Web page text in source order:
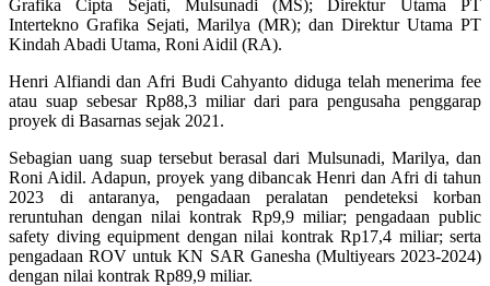
Grafika Cipta Sejati, Mulsunadi (MS); Direktur Utama PT
Intertekno Grafika Sejati, Marilya (MR); dan Direktur Utama PT
Kindah Abadi Utama, Roni Aidil (RA).
Henri Alfiandi dan Afri Budi Cahyanto diduga telah menerima fee
atau suap sebesar Rp88,3 miliar dari para pengusaha penggarap
proyek di Basarnas sejak 2021.
Sebagian uang suap tersebut berasal dari Mulsunadi, Marilya, dan
Roni Aidil. Adapun, proyek yang dibancak Henri dan Afri di tahun
2023 di antaranya, pengadaan peralatan pendeteksi korban
reruntuhan dengan nilai kontrak Rp9,9 miliar; pengadaan public
safety diving equipment dengan nilai kontrak Rp17,4 miliar; serta
pengadaan ROV untuk KN SAR Ganesha (Multiyears 2023-2024)
dengan nilai kontrak Rp89,9 miliar.